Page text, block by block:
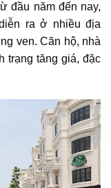
đầu năm đến nay,
ra ở nhiều địa
ven. Căn hộ, nhà
trạng tăng giá, đặc